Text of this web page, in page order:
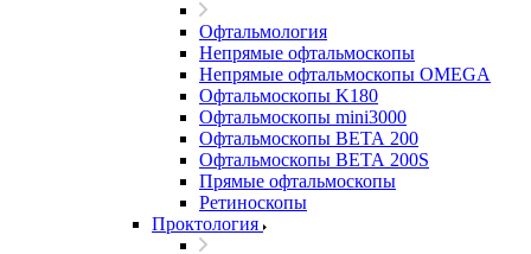
Офтальмология
Непрямые офтальмоскопы
Непрямые офтальмоскопы OMEGA
Офтальмоскопы K180
Офтальмоскопы mini3000
Офтальмоскопы ВЕТА 200
Офтальмоскопы ВЕТА 200S
Прямые офтальмоскопы
Ретиноскопы
Проктология